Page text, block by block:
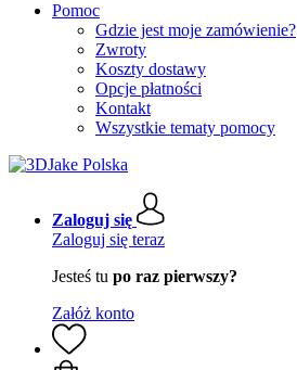
Pomoc
Gdzie jest moje zamówienie?
Zwroty
Koszty dostawy
Opcje płatności
Kontakt
Wszystkie tematy pomocy
Zaloguj się
Zaloguj się teraz
Jesteś tu po raz pierwszy?
Załóż konto